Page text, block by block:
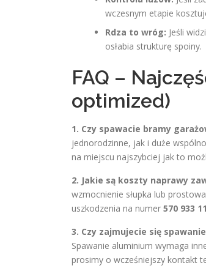
wczesnym etapie
Rdza to wróg: Jeśli
osłabia strukturę spoiny.
FAQ –
optimized)
1. Czy spawacie bramy
jednorodzinne, jak i duże
na miejscu najszybciej jak to
2. Jakie są koszty naprawy
wzmocnienie słupka lub
uszkodzenia na numer 570 933
3. Czy zajmujecie się
Spawanie aluminium wymaga
prosimy o wcześniejszy kontakt